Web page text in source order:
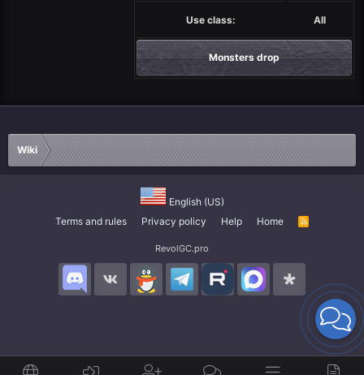
Use class: All
Monsters drop
Wiki
English (US)
Terms and rules
Privacy policy Help Home
R
RevolGC.pro